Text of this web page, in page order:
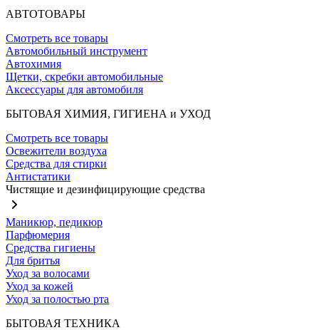
АВТОТОВАРЫ
Смотреть все товары
Автомобильный инструмент
Автохимия
Щетки, скребки автомобильные
Аксессуары для автомобиля
БЫТОВАЯ ХИМИЯ, ГИГИЕНА и УХОД
Смотреть все товары
Освежители воздуха
Средства для стирки
Антистатики
Чистящие и дезинфицирующие средства
Маникюр, педикюр
Парфюмерия
Средства гигиены
Для бритья
Уход за волосами
Уход за кожей
Уход за полостью рта
БЫТОВАЯ ТЕХНИКА